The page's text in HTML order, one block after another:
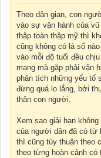
Theo dân gian, con
vào sự vận hành của
thập toàn thập mỹ thì
cũng không có lá số
vào mỗi độ tuổi đều
mạng mà gặp phải vận
phân tích những yếu tố
đừng quá lo lắng, bởi
thân con người.
Xem sao giải hạn
của người dân đã có từ
thì cũng tùy thuận theo
theo từng hoàn cảnh có